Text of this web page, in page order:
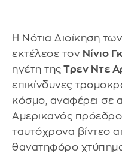
H Νότια Διοίκηση
εκτέλεσε τον Νίνιο
ηγέτη της Τρεν Ντε
επικίνδυνες
κόσμο, αναφέρει σε
Αμερικανός
ταυτόχρονα βίντεο
θανατηφόρο